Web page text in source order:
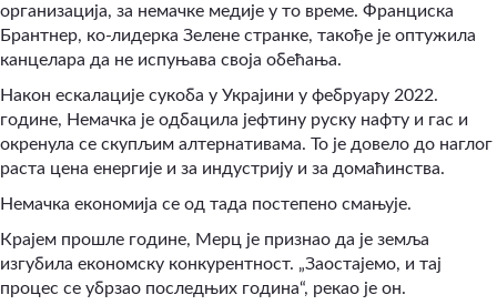
организација, за немачке медије у то време. Франциска
Брантнер, ко-лидерка Зелене странке, такође је оптужила
канцелара да не испуњава своја обећања.
Након ескалације сукоба у Украјини у фебруару 2022.
године, Немачка је одбацила јефтину руску нафту и гас и
окренула се скупљим алтернативама. То је довело до наглог
раста цена енергије и за индустрију и за домаћинства.
Немачка економија се од тада постепено смањује.
Крајем прошле године, Мерц је признао да је земља
изгубила економску конкурентност. „Заостајемо, и тај
процес се убрзао последњих година“, рекао је он.